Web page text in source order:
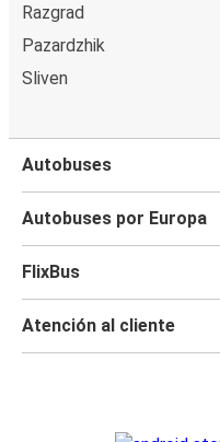
Razgrad
Pazardzhik
Sliven
Autobuses
Autobuses por Europa
FlixBus
Atención al cliente